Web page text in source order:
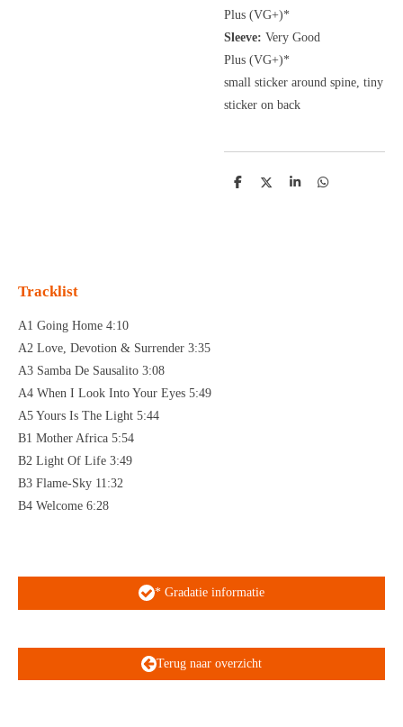
Plus (VG+)*
Sleeve: Very Good
Plus (VG+)*
small sticker around spine, tiny
sticker on back
D
D
S
D
Tracklist
A1 Going Home 4:10
A2 Love, Devotion & Surrender 3:35
A3 Samba De Sausalito 3:08
A4 When I Look Into Your Eyes 5:49
A5 Yours Is The Light 5:44
B1 Mother Africa 5:54
B2 Light Of Life 3:49
B3 Flame-Sky 11:32
B4 Welcome 6:28
* Gradatie informatie
Terug naar overzicht